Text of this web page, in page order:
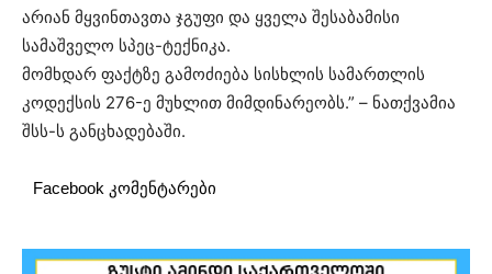
არიან მყვინთავთა ჯგუფი და ყველა შესაბამისი
სამაშველო სპეც-ტექნიკა.
მომხდარ ფაქტზე გამოძიება სისხლის სამართლის
კოდექსის 276-ე მუხლით მიმდინარეობს.” – ნათქვამია
შსს-ს განცხადებაში.
Facebook კომენტარები